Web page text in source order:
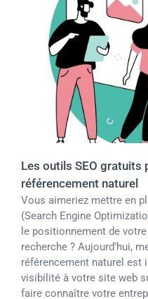
Les outils SEO gratuits
référencement naturel
Vous aimeriez mettre en
(Search Engine
le positionnement de
recherche ? Aujourd’hui,
référencement naturel est
visibilité à votre site web
faire connaître votre